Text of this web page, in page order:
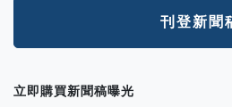
刊登新聞
立即購買新聞稿曝光